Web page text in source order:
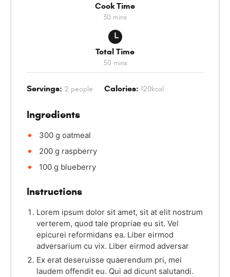
Cook Time
30 mins
Total Time
50 mins
Servings: 2 people Calories: 120kcal
Ingredients
300 g oatmeal
200 g raspberry
100 g blueberry
Instructions
Lorem ipsum dolor sit amet, sit at elit nostrum
verterem, quod tale propriae eu sit. Vel
epicurei reformidans ea. Liber eirmod
adversarium cu vix. Liber eirmod adversar
Ex erat deseruisse quaerendum pri, mei
laudem offendit eu. Qui ad dicunt salutandi.